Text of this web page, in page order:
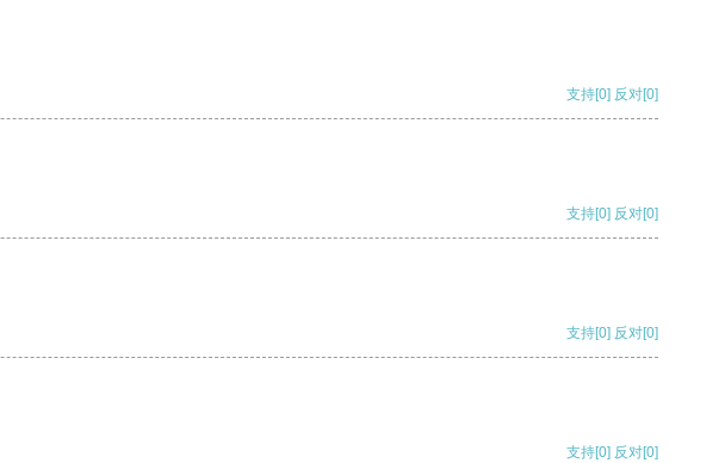
支持[0] 反对[0]
支持[0] 反对[0]
支持[0] 反对[0]
支持[0] 反对[0]